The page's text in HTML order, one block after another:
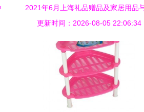
2021年6月上海礼品赠品及家居用品
用百货展会隆重开幕
更新时间：2026-08-05 22:06:34